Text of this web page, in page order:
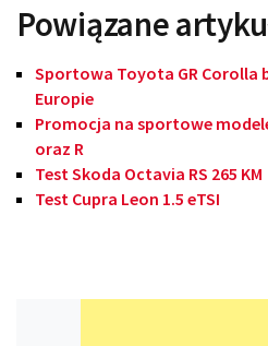
Powiązane
Sportowa Toyota GR Corolla
Europie
Promocja na sportowe
oraz R
Test Skoda Octavia RS 265 KM
Test Cupra Leon 1.5 eTSI